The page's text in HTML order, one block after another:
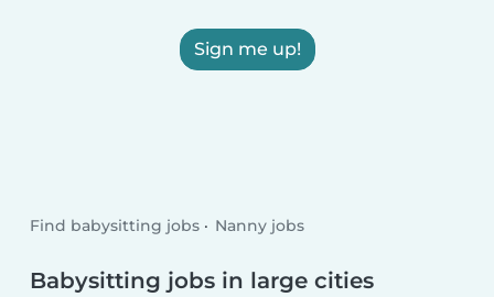
Sign me up!
Find babysitting jobs Nanny jobs
Babysitting jobs in large cities